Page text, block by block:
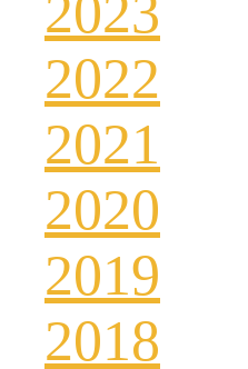
2022
2021
2020
2019
2018